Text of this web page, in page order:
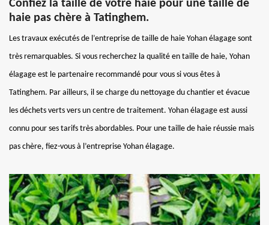
Confiez la taille de votre haie pour une taille de
haie pas chère à Tatinghem.
Les travaux exécutés de l’entreprise de taille de haie Yohan élagage sont
très remarquables. Si vous recherchez la qualité en taille de haie, Yohan
élagage est le partenaire recommandé pour vous si vous êtes à
Tatinghem. Par ailleurs, il se charge du nettoyage du chantier et évacue
les déchets verts vers un centre de traitement. Yohan élagage est aussi
connu pour ses tarifs très abordables. Pour une taille de haie réussie mais
pas chère, fiez-vous à l’entreprise Yohan élagage.